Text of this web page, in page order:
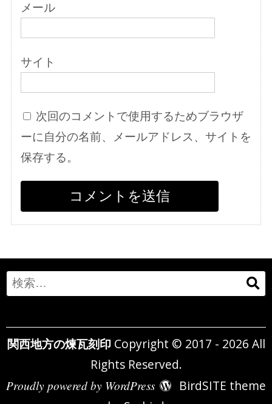
メール
サイト
次回のコメントで使用するためブラウザ
ーに自分の名前、メールアドレス、サイトを
保存する。
Search
for:
関西地方の煉瓦刻印 Copyright © 2017 - 2026 All
Rights Reserved.
Proudly powered by WordPress
BirdSITE theme